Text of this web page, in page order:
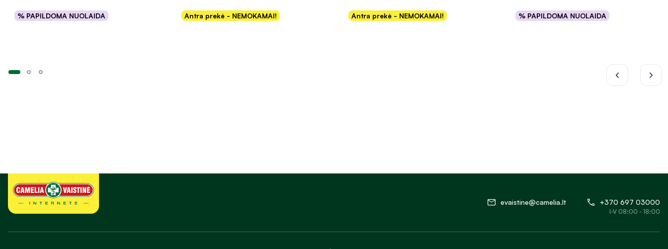
% PAPILDOMA NUOLAIDA
Į krepšelį
Antra prekė - NEMOKAMAI!
Į krepšelį
Antra prekė - NEMOKAMAI!
Į krepšelį
% PAPILDOMA NUOLAIDA
Į krepšelį
evaistine@camelia.lt +370 697 03000
I-V 08:00 - 18:00